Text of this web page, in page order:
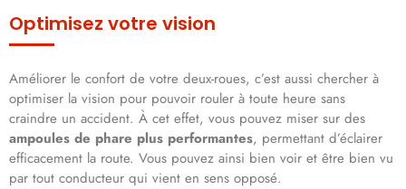
Optimisez votre vision
Améliorer le confort de votre deux-roues, c’est aussi chercher à
optimiser la vision pour pouvoir rouler à toute heure sans
craindre un accident. À cet effet, vous pouvez miser sur des
ampoules de phare plus performantes, permettant d’éclairer
efficacement la route. Vous pouvez ainsi bien voir et être bien vu
par tout conducteur qui vient en sens opposé.